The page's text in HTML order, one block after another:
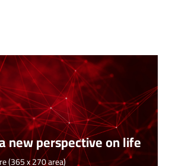
new perspective on life
(365 x 270 area)